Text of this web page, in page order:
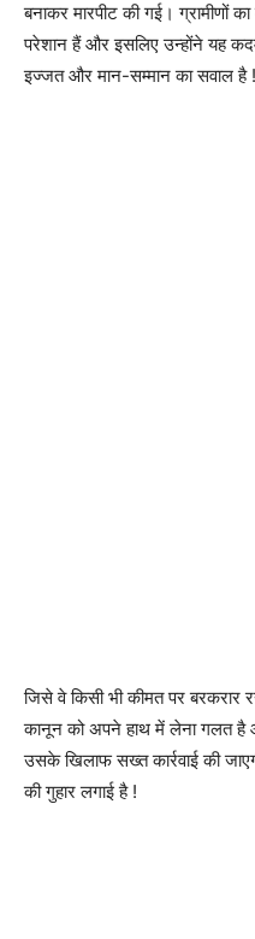
बनाकर मारपीट की गई। ग्रामीणों
परेशान हैं और इसलिए उन्होंने यह
इज्जत और मान-सम्मान का सवाल है !
जिसे वे किसी भी कीमत पर बरकरार
कानून को अपने हाथ में लेना गलत है
उसके खिलाफ सख्त कार्रवाई की
की गुहार लगाई है !